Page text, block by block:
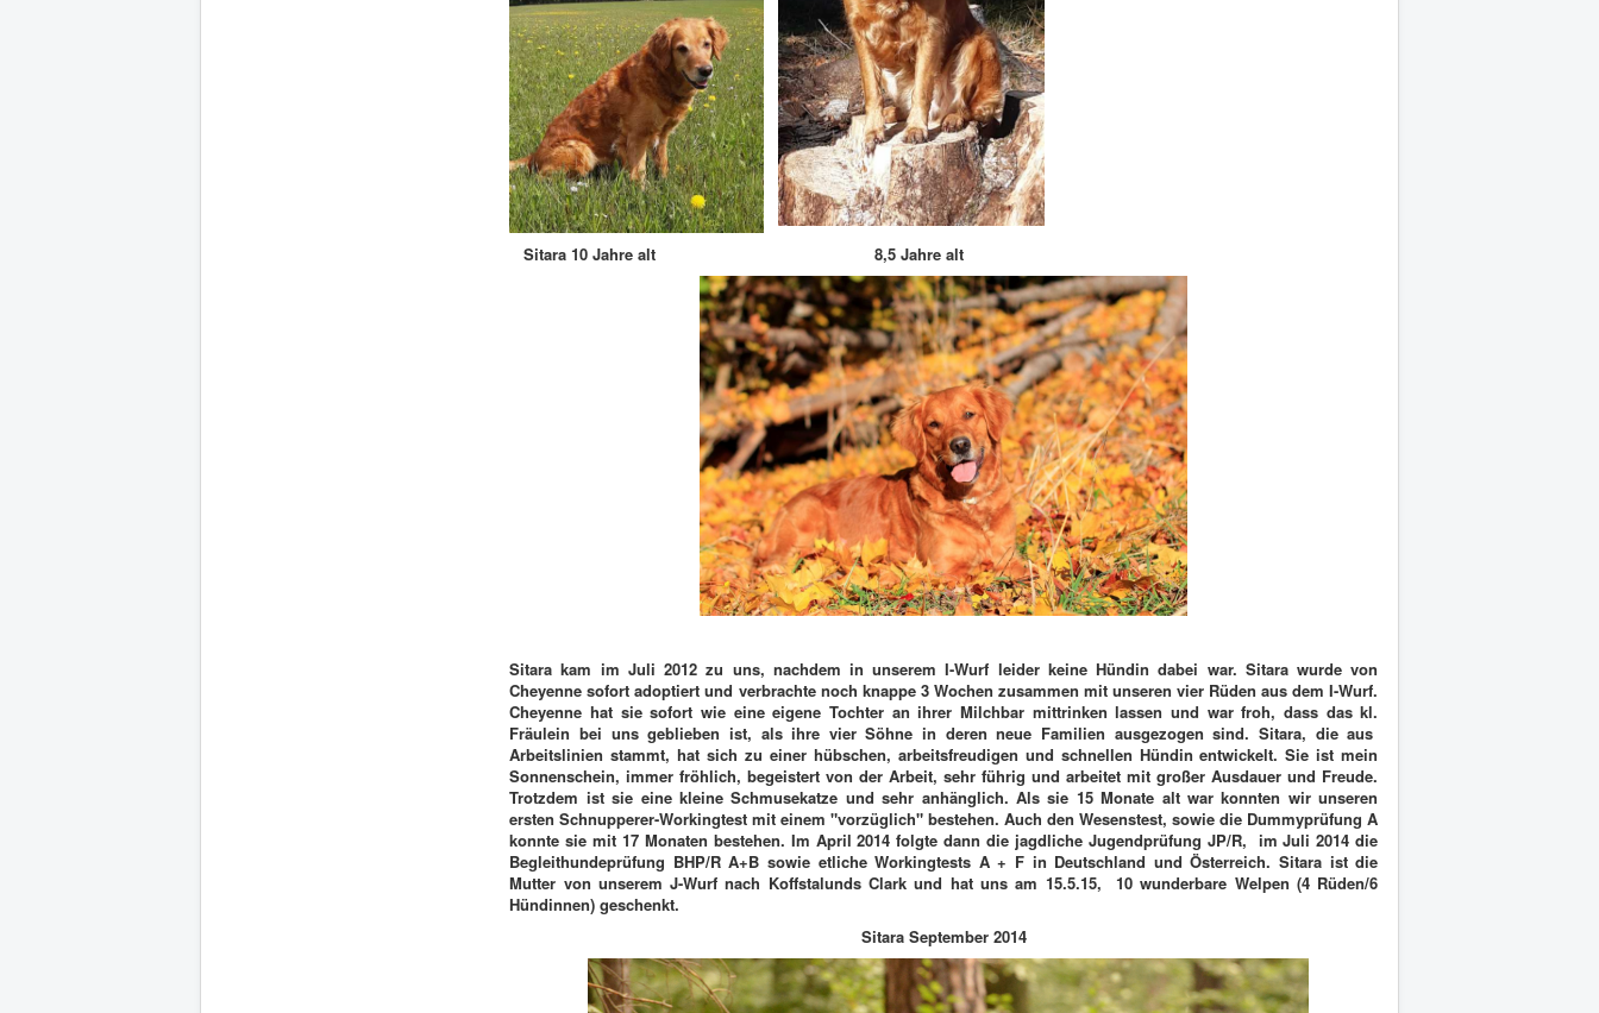
Sitara 10 Jahre alt 8,5 Jahre alt
Sitara kam im Juli 2012 zu uns, nachdem in unserem I-Wurf leider keine Hündin dabei war. Sitara wurde von
Cheyenne sofort adoptiert und verbrachte noch knappe 3 Wochen zusammen mit unseren vier Rüden aus dem I-Wurf.
Cheyenne hat sie sofort wie eine eigene Tochter an ihrer Milchbar mittrinken lassen und war froh, dass das kl.
Fräulein bei uns geblieben ist, als ihre vier Söhne in deren neue Familien ausgezogen sind. Sitara, die aus
Arbeitslinien stammt, hat sich zu einer hübschen, arbeitsfreudigen und schnellen Hündin entwickelt. Sie ist mein
Sonnenschein, immer fröhlich, begeistert von der Arbeit, sehr führig und arbeitet mit großer Ausdauer und Freude.
Trotzdem ist sie eine kleine Schmusekatze und sehr anhänglich. Als sie 15 Monate alt war konnten wir unseren
ersten Schnupperer-Workingtest mit einem "vorzüglich" bestehen. Auch den Wesenstest, sowie die Dummyprüfung A
konnte sie mit 17 Monaten bestehen. Im April 2014 folgte dann die jagdliche Jugendprüfung JP/R, im Juli 2014 die
Begleithundeprüfung BHP/R A+B sowie etliche Workingtests A + F in Deutschland und Österreich. Sitara ist die
Mutter von unserem J-Wurf nach Koffstalunds Clark und hat uns am 15.5.15, 10 wunderbare Welpen (4 Rüden/6
Hündinnen) geschenkt.
Sitara September 2014